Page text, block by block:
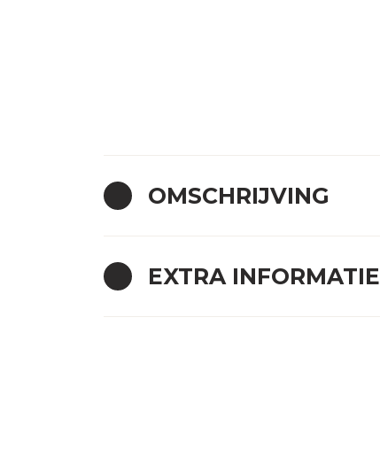
OMSCHRIJVING
EXTRA INFORMATIE